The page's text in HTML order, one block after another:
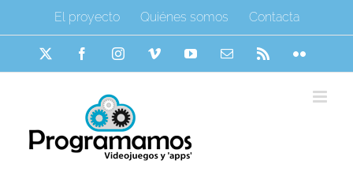
al
contenido
El proyecto Quiénes somos Contacta
FacebookInstagramVimeo YouTubeCorreo
Flickr